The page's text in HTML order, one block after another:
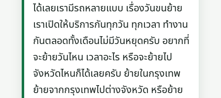
ได้เลยเรามีรถหลายแบบ เรื่องวันขนย้าย
เราเปิดให้บริการกันทุกวัน ทุกเวลา ทำงาน
กันตลอดทั้งเดือนไม่มีวันหยุดครับ อยากที่
จะย้ายวันไหน เวลาอะไร หรือจะย้ายไป
จังหวัดไหนก็ได้เลยครับ ย้ายในกรุงเทพ
ย้ายจากกรุงเทพไปต่างจังหวัด หรือย้าย